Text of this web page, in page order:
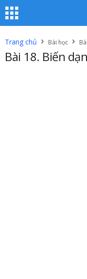
Trang chủ Bài học
Bài 18. Biến